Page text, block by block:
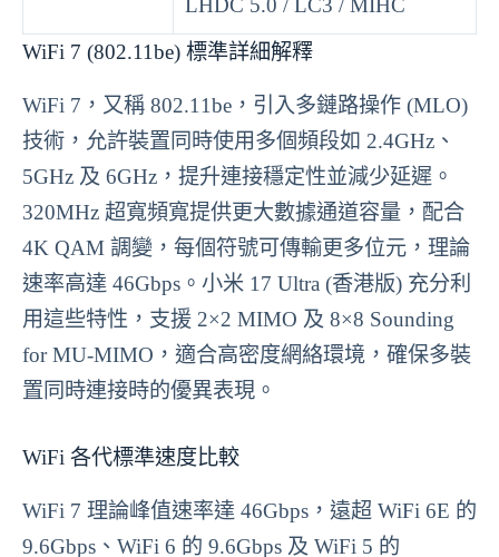
LHDC 5.0 / LC3 / MIHC
WiFi 7 (802.11be) 標準詳細解釋
WiFi 7，又稱 802.11be，引入多鏈路操作 (MLO)
技術，允許裝置同時使用多個頻段如 2.4GHz、
5GHz 及 6GHz，提升連接穩定性並減少延遲。
320MHz 超寬頻寬提供更大數據通道容量，配合
4K QAM 調變，每個符號可傳輸更多位元，理論
速率高達 46Gbps。小米 17 Ultra (香港版) 充分利
用這些特性，支援 2×2 MIMO 及 8×8 Sounding
for MU-MIMO，適合高密度網絡環境，確保多裝
置同時連接時的優異表現。
WiFi 各代標準速度比較
WiFi 7 理論峰值速率達 46Gbps，遠超 WiFi 6E 的
9.6Gbps、WiFi 6 的 9.6Gbps 及 WiFi 5 的